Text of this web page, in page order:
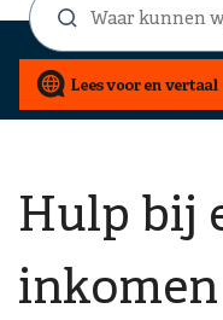
kunnen
wij
u
mee
Hulp bij
inkomen